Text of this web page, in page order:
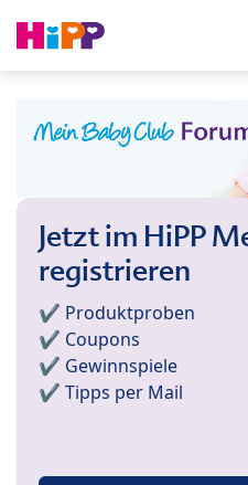
Jetzt im HiPP
registrieren
✔️ Produktproben
✔️ Coupons
✔️ Gewinnspiele
✔️ Tipps per Mail